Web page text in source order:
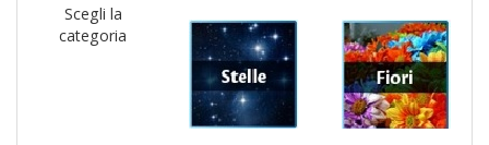
Scegli la
categoria